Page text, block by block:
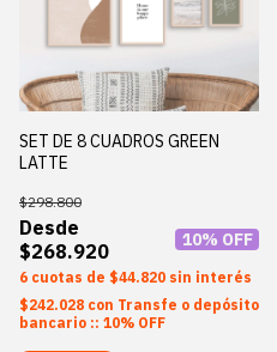
SET DE 8 CUADROS GREEN
LATTE
$268.920
$298.800
10% OFF
6 $44.820 sin interés
$242.028 con Transfe o depósito
bancario :: 10% OFF